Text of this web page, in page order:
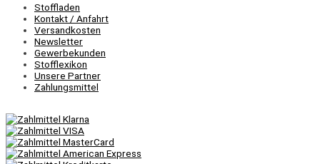
Stoffladen
Kontakt / Anfahrt
Versandkosten
Newsletter
Gewerbekunden
Stofflexikon
Unsere Partner
Zahlungsmittel